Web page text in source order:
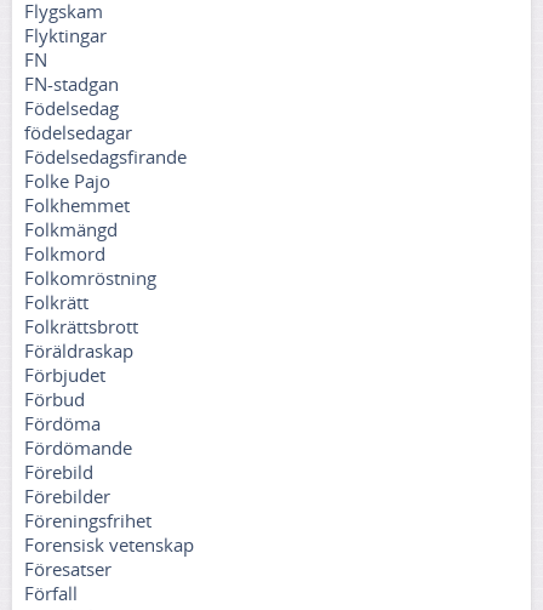
Flygskam
Flyktingar
FN
FN-stadgan
Födelsedag
födelsedagar
Födelsedagsfirande
Folke Pajo
Folkhemmet
Folkmängd
Folkmord
Folkomröstning
Folkrätt
Folkrättsbrott
Föräldraskap
Förbjudet
Förbud
Fördöma
Fördömande
Förebild
Förebilder
Föreningsfrihet
Forensisk vetenskap
Föresatser
Förfall